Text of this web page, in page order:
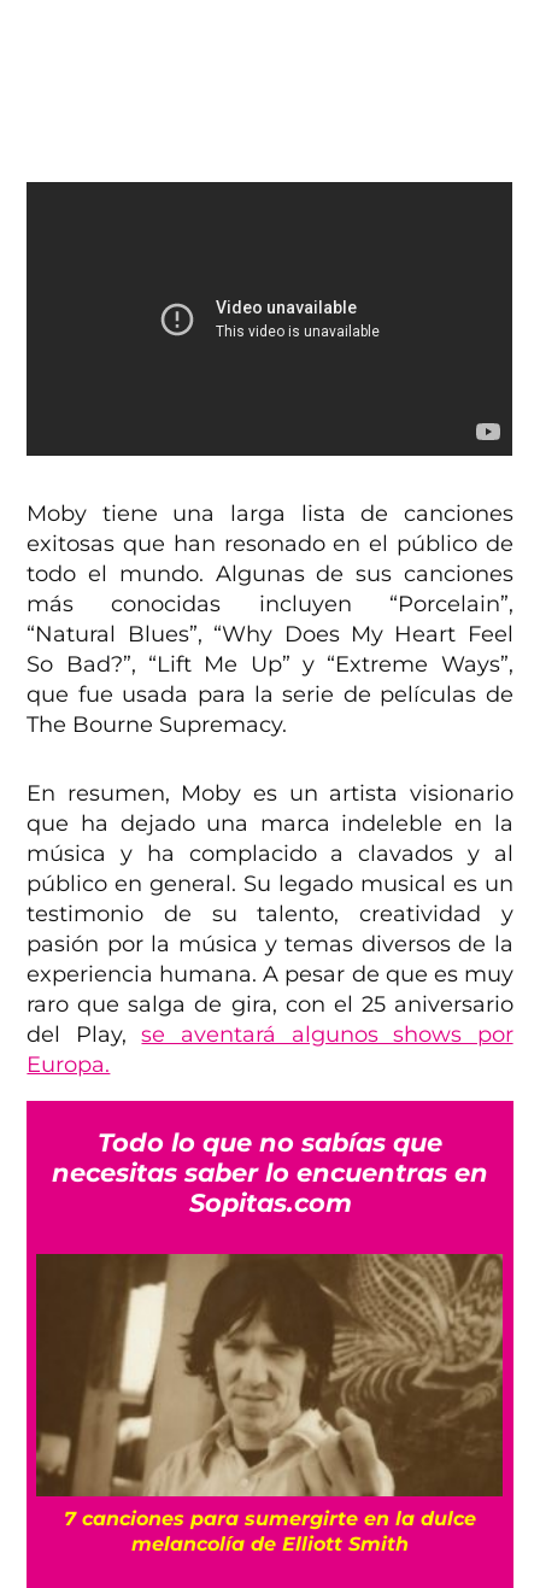
Moby tiene una larga lista de canciones
exitosas que han resonado en el público de
todo el mundo. Algunas de sus canciones
más conocidas incluyen “Porcelain”,
“Natural Blues”, “Why Does My Heart Feel
So Bad?”, “Lift Me Up” y “Extreme Ways”,
que fue usada para la serie de películas de
The Bourne Supremacy.
En resumen, Moby es un artista visionario
que ha dejado una marca indeleble en la
música y ha complacido a clavados y al
público en general. Su legado musical es un
testimonio de su talento, creatividad y
pasión por la música y temas diversos de la
experiencia humana. A pesar de que es muy
raro que salga de gira, con el 25 aniversario
del Play,se aventará algunos shows por
Europa.
Todo lo que no sabías que
necesitas saber lo encuentras en
Sopitas.com
7 canciones para sumergirte en la dulce
melancolía de Elliott Smith